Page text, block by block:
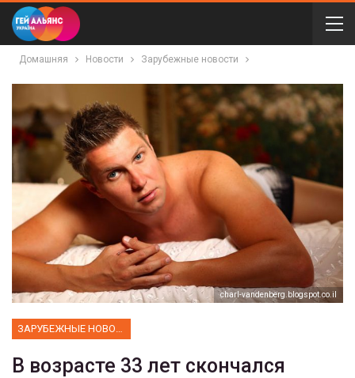
Домашняя Новости Зарубежные новости
charl-vandenberg.blogspot.co.il
В возрасте 33 лет скончался